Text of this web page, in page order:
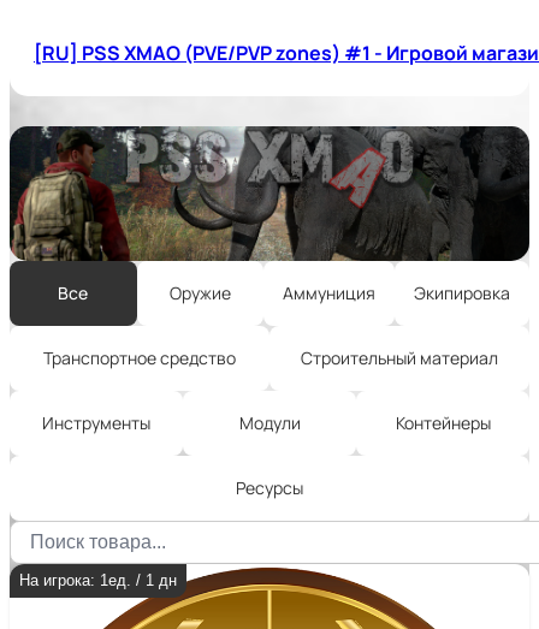
[RU] PSS XMAO (PVE/PVP zones) #1 - Игровой
Все Оружие Аммуниция Экипировка
Транспортное средство Строительный материал
Инструменты Модули Контейнеры
Ресурсы
На игрока: 1ед. / 1 дн